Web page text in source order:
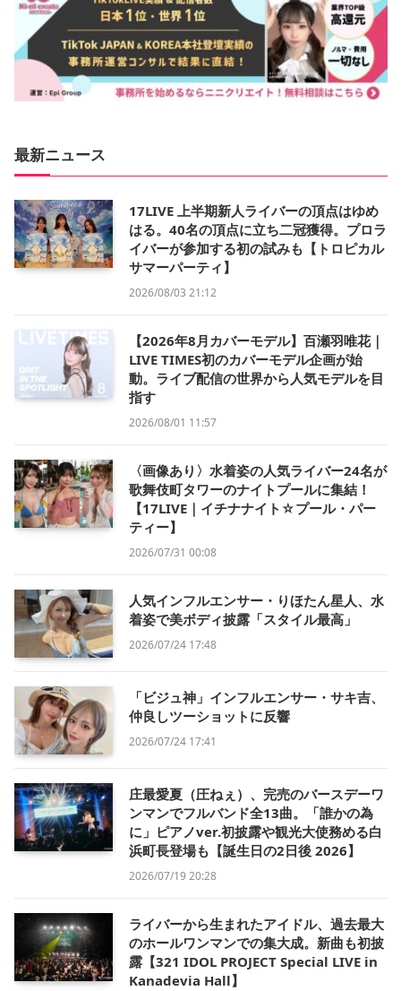
最新ニュース
17LIVE 上半期新人ライバーの頂点はゆめ
はる。40名の頂点に立ち二冠獲得。プロラ
イバーが参加する初の試みも【トロピカル
サマーパーティ】
2026/08/03 21:12
【2026年8月カバーモデル】百瀬羽唯花｜
LIVE TIMES初のカバーモデル企画が始
動。ライブ配信の世界から人気モデルを目
指す
2026/08/01 11:57
〈画像あり〉水着姿の人気ライバー24名が
歌舞伎町タワーのナイトプールに集結！
【17LIVE｜イチナナイト☆プール・パー
ティー】
2026/07/31 00:08
人気インフルエンサー・りほたん星人、水
着姿で美ボディ披露「スタイル最高」
2026/07/24 17:48
「ビジュ神」インフルエンサー・サキ吉、
仲良しツーショットに反響
2026/07/24 17:41
庄最愛夏（圧ねぇ）、完売のバースデーワ
ンマンでフルバンド全13曲。「誰かの為
に」ピアノver.初披露や観光大使務める白
浜町長登場も【誕生日の2日後 2026】
2026/07/19 20:28
ライバーから生まれたアイドル、過去最大
のホールワンマンでの集大成。新曲も初披
露【321 IDOL PROJECT Special LIVE in
Kanadevia Hall】